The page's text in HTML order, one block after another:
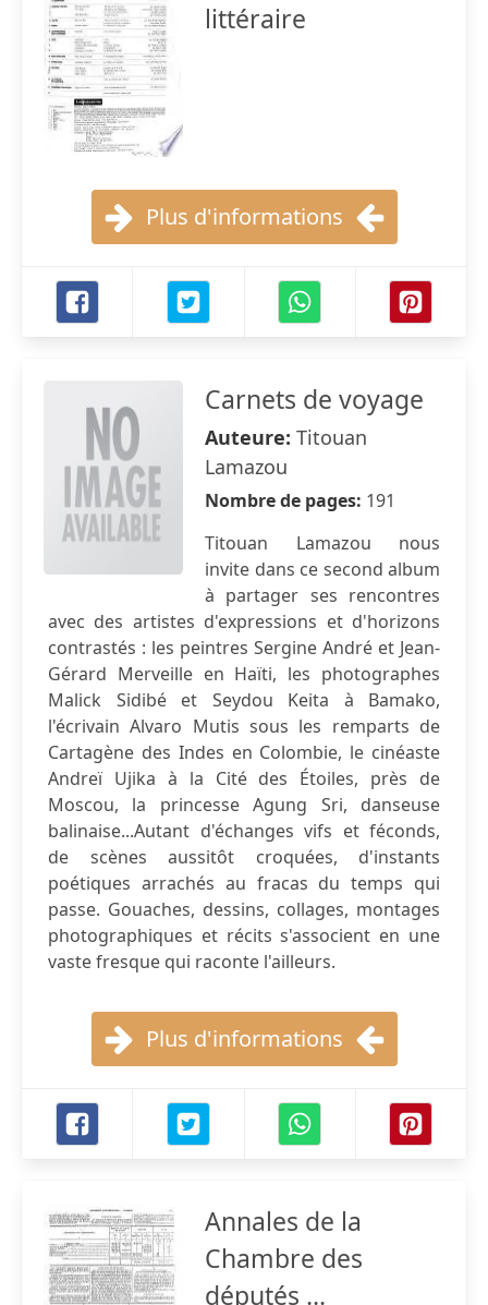
littéraire
Plus d'informations
Carnets de voyage
Auteure: Titouan
Lamazou
Nombre de pages: 191
Titouan Lamazou nous
invite dans ce second album
à partager ses rencontres
avec des artistes d'expressions et d'horizons
contrastés : les peintres Sergine André et Jean-
Gérard Merveille en Haïti, les photographes
Malick Sidibé et Seydou Keita à Bamako,
l'écrivain Alvaro Mutis sous les remparts de
Cartagène des Indes en Colombie, le cinéaste
Andreï Ujika à la Cité des Étoiles, près de
Moscou, la princesse Agung Sri, danseuse
balinaise...Autant d'échanges vifs et féconds,
de scènes aussitôt croquées, d'instants
poétiques arrachés au fracas du temps qui
passe. Gouaches, dessins, collages, montages
photographiques et récits s'associent en une
vaste fresque qui raconte l'ailleurs.
Plus d'informations
Annales de la
Chambre des
députés ...